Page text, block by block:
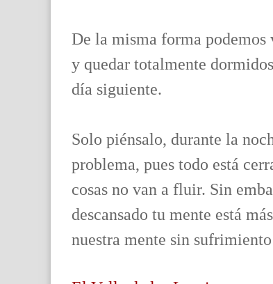
De la misma forma podemos
y quedar totalmente
día siguiente.
Solo piénsalo, durante la
problema, pues todo está
cosas no van a fluir. Sin
descansado tu mente está
nuestra mente sin